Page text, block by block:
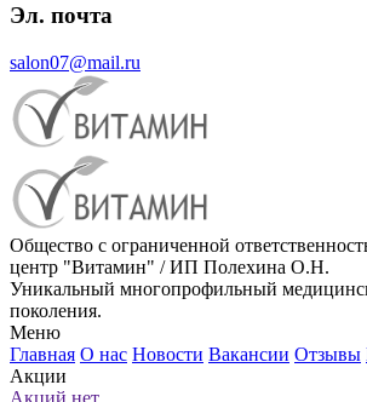
Эл. почта
salon07@mail.ru
Общество с ограниченной
центр "Витамин" / ИП Полехина О.Н.
Уникальный многопрофильный
поколения.
Меню
Главная О нас Новости Вакансии Отзывы
Акции
Акций нет